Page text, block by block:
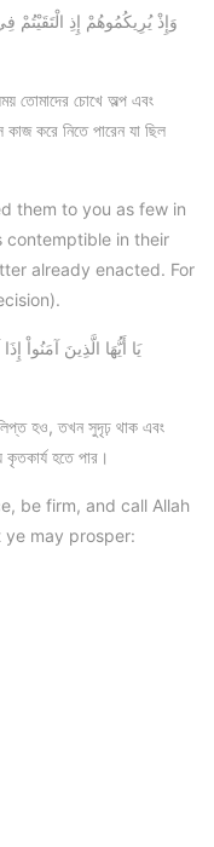
তোমাদের চোখে অল্প এবং
কাজ করে নিতে পারেন যা ছিল
them to you as few in
contemptible in their
already enacted. For
লিপ্ত হও, তখন সুদৃঢ় থাক এবং
কৃতকার্য হতে পার।
be firm, and call Allah
may prosper: